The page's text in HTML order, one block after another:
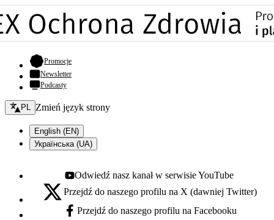
Promocje- otwiera się w nowej karcie
Newsletter
Podcasty
Zmień język - bieżący:
PL Zmień język strony
English (EN)
Українська (UA)
Youtube - otwiera się w nowej karcie
Odwiedź nasz kanał w serwisie YouTube
X - otwiera się w nowej karcie
Przejdź do naszego profilu na X (dawniej Twitter)
Facebook - otwiera się w nowej karcie
Przejdź do naszego profilu na Facebooku